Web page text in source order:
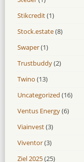
Stikcredit(1)
Stock.estate(8)
Swaper(1)
Trustbuddy(2)
Twino (13)
Uncategorized (16)
Ventus Energy(6)
Viainvest(3)
Viventor(3)
Ziel 2025(25)